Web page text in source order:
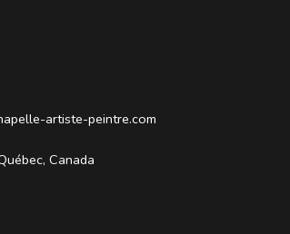
artiste-peintre.com
Canada